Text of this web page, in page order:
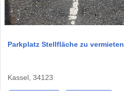
Parkplatz Stellfläche zu vermieten
Kassel, 34123